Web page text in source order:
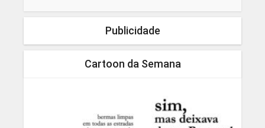
Publicidade
Cartoon da Semana